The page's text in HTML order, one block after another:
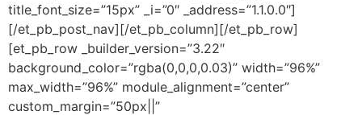
title_font_size=”15px” _i=”0″ _address=”1.1.0.0″]
[/et_pb_post_nav][/et_pb_column][/et_pb_row]
[et_pb_row _builder_version=”3.22″
background_color=”rgba(0,0,0,0.03)” width=”96%”
max_width=”96%” module_alignment=”center”
custom_margin=”50px||”